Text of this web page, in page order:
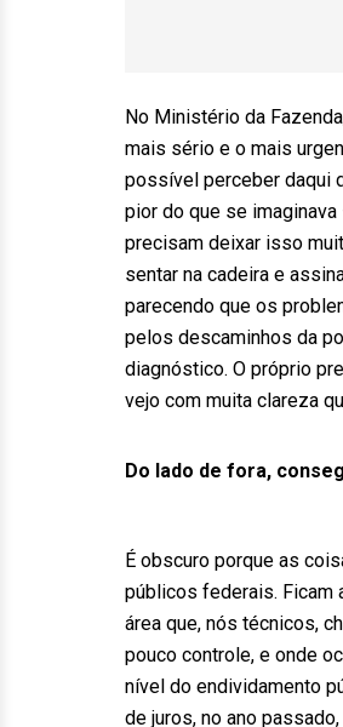
No Ministério da
mais sério e o mais
possível perceber daqui
pior do que se
precisam deixar isso
sentar na cadeira e
parecendo que os
pelos descaminhos da
diagnóstico. O próprio
vejo com muita clareza
Do lado de fora,
É obscuro porque as
públicos federais. Ficam
área que, nós técnicos,
pouco controle, e onde
nível do endividamento
de juros, no ano